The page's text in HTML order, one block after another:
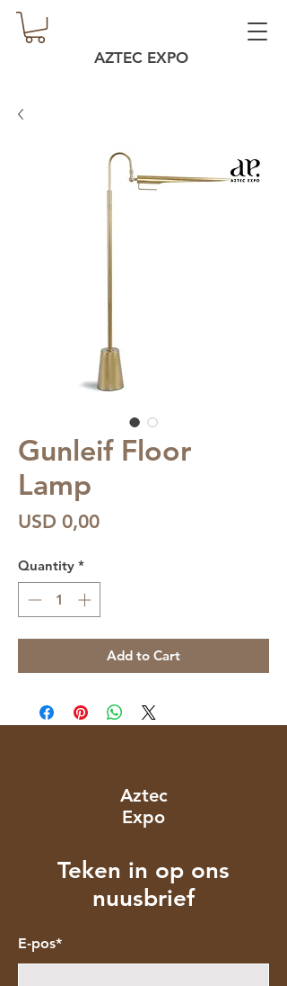
AZTEC EXPO
Gunleif Floor
Lamp
USD 0,00Price
Quantity *
Add to Cart
Aztec
Expo
Teken in op ons
nuusbrief
E-pos*